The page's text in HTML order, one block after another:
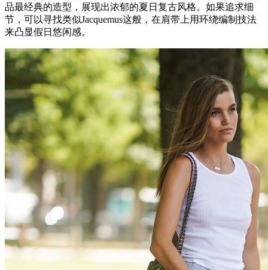
品最经典的造型，展现出浓郁的夏日复古风格。如果追求细
节，可以寻找类似Jacquemus这般，在肩带上用环绕编制技法
来凸显假日悠闲感。